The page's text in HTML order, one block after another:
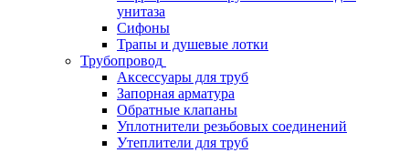
унитаза
Сифоны
Трапы и душевые лотки
Трубопровод
Аксессуары для труб
Запорная арматура
Обратные клапаны
Уплотнители резьбовых соединений
Утеплители для труб